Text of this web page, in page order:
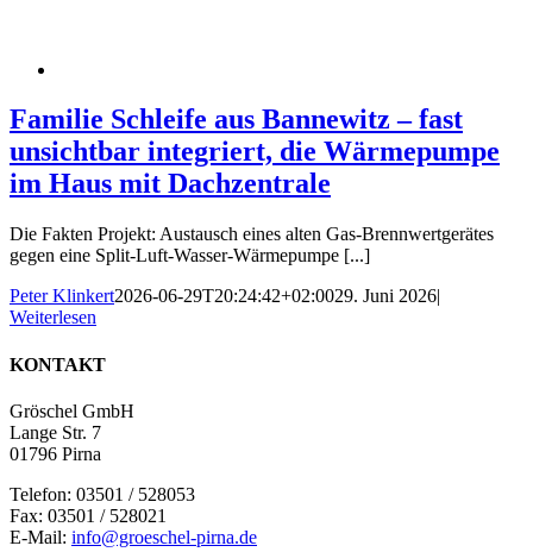
Familie Schleife aus Bannewitz – fast
unsichtbar integriert, die Wärmepumpe
im Haus mit Dachzentrale
Die Fakten Projekt: Austausch eines alten Gas-Brennwertgerätes
gegen eine Split-Luft-Wasser-Wärmepumpe [...]
Peter Klinkert2026-06-29T20:24:42+02:0029. Juni 2026|
Weiterlesen
KONTAKT
Gröschel GmbH
Lange Str. 7
01796 Pirna
Telefon: 03501 / 528053
Fax: 03501 / 528021
E-Mail: info@groeschel-pirna.de